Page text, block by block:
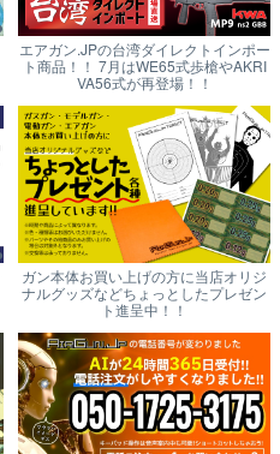
エアガン.JPの台湾ダイレクトインポー
ト商品！！ 7月はWE65式歩槍やAKRI
VA56式が再登場！！
ガン本体お買い上げの方に当店オリジ
ナルグッズなどちょっとしたプレゼン
ト進呈中！！